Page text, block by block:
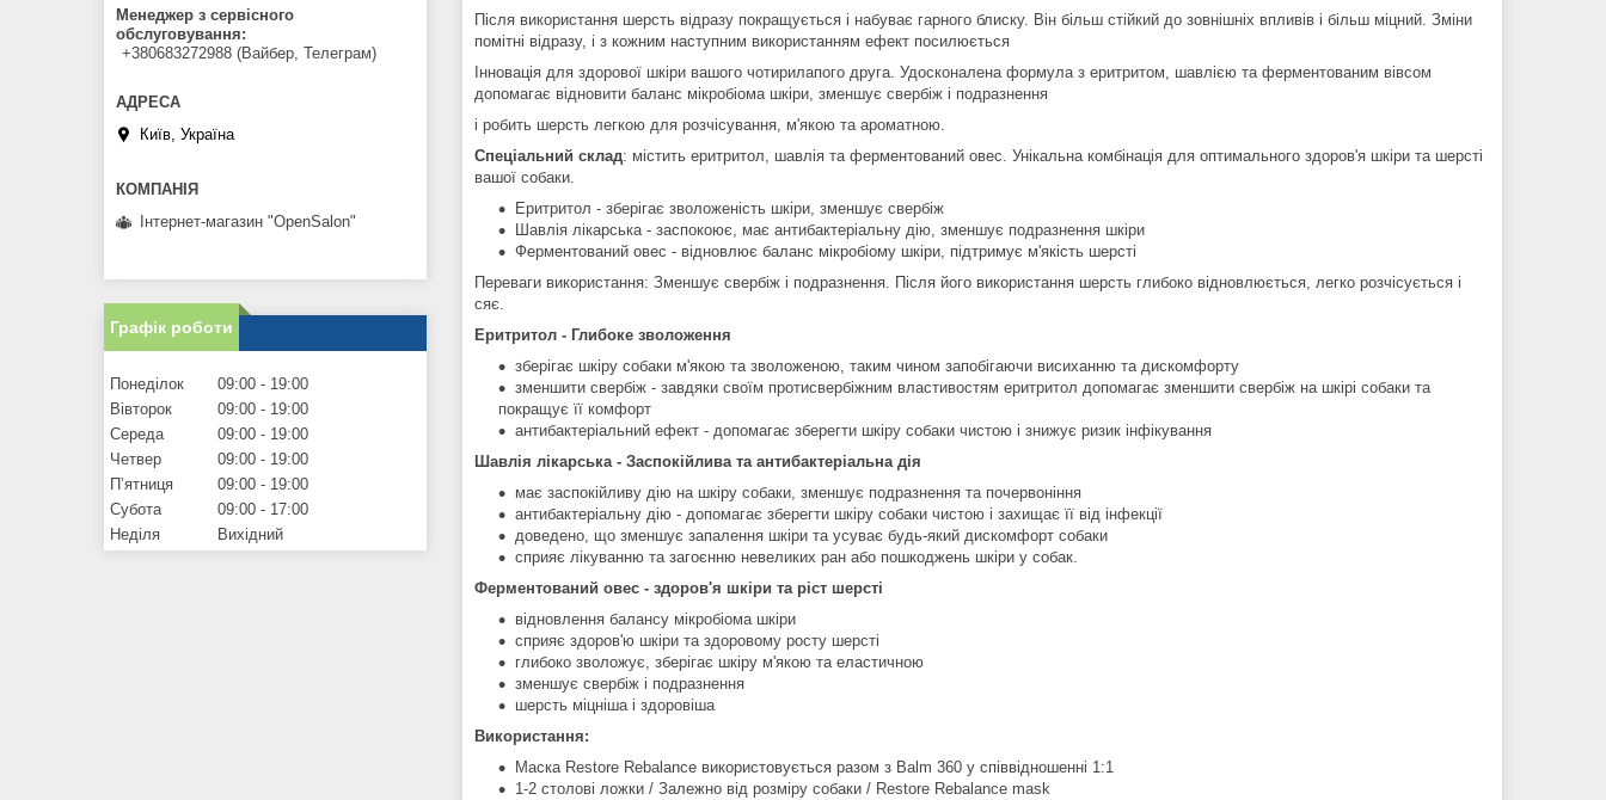
Після використання шерсть відразу покращується і набуває гарного блиску. Він більш стійкий до зовнішніх впливів і більш міцний. Зміни
помітні відразу, і з кожним наступним використанням ефект посилюється
Інновація для здорової шкіри вашого чотирилапого друга. Удосконалена формула з еритритом, шавлією та ферментованим вівсом
допомагає відновити баланс мікробіома шкіри, зменшує свербіж і подразнення
і робить шерсть легкою для розчісування, м'якою та ароматною.
Спеціальний склад: містить еритритол, шавлія та ферментований овес. Унікальна комбінація для оптимального здоров'я шкіри та шерсті
вашої собаки.
Еритритол - зберігає зволоженість шкіри, зменшує свербіж
Шавлія лікарська - заспокоює, має антибактеріальну дію, зменшує подразнення шкіри
Ферментований овес - відновлює баланс мікробіому шкіри, підтримує м'якість шерсті
Переваги використання: Зменшує свербіж і подразнення. Після його використання шерсть глибоко відновлюється, легко розчісується і
сяє.
Еритритол - Глибоке зволоження
зберігає шкіру собаки м'якою та зволоженою, таким чином запобігаючи висиханню та дискомфорту
зменшити свербіж - завдяки своїм протисвербіжним властивостям еритритол допомагає зменшити свербіж на шкірі собаки та
покращує її комфорт
антибактеріальний ефект - допомагає зберегти шкіру собаки чистою і знижує ризик інфікування
Шавлія лікарська - Заспокійлива та антибактеріальна дія
має заспокійливу дію на шкіру собаки, зменшує подразнення та почервоніння
антибактеріальну дію - допомагає зберегти шкіру собаки чистою і захищає її від інфекції
доведено, що зменшує запалення шкіри та усуває будь-який дискомфорт собаки
сприяє лікуванню та загоєнню невеликих ран або пошкоджень шкіри у собак.
Ферментований овес - здоров'я шкіри та ріст шерсті
відновлення балансу мікробіома шкіри
сприяє здоров'ю шкіри та здоровому росту шерсті
глибоко зволожує, зберігає шкіру м'якою та еластичною
зменшує свербіж і подразнення
шерсть міцніша і здоровіша
Використання:
Маска Restore Rebalance використовується разом з Balm 360 у співвідношенні 1:1
1-2 столові ложки / Залежно від розміру собаки / Restore Rebalance mask
Менеджер з сервісного
обслуговування
+380683272988 (Вайбер, Телеграм)
Київ, Україна
Інтернет-магазин "OpenSalon"
Графік роботи
Понеділок 09:00
19:00
Вівторок
09:00
19:00
Середа
09:00
19:00
Четвер
09:00
19:00
Пʼятниця
09:00
19:00
Субота
09:00
17:00
Неділя
Вихідний